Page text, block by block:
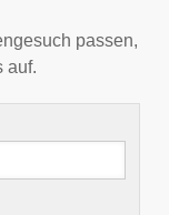
passen,
auf.